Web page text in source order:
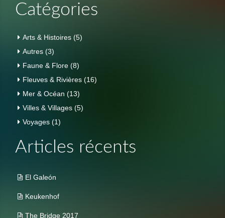
Catégories
Arts & Histoires (5)
Autres (3)
Faune & Flore (8)
Fleuves & Rivières (16)
Mer & Océan (13)
Villes & Villages (5)
Voyages (1)
Articles récents
El Galeón
Keukenhof
The Bridge 2017